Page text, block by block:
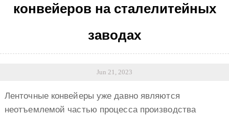
конвейеров на сталелитейных
заводах
Jun 21, 2023
Ленточные конвейеры уже давно являются
неотъемлемой частью процесса производства